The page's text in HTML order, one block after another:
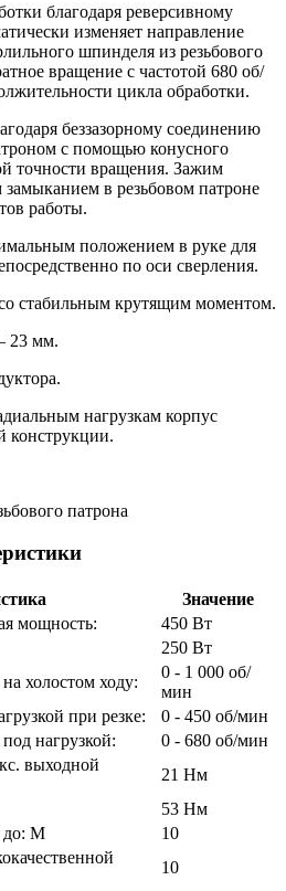
благодаря реверсивному
изменяет направление
шпинделя из резьбового
вращение с частотой 680 об/
цикла обработки.
беззазорному соединению
с помощью конусного
точности вращения. Зажим
в резьбовом патроне
работы.
положением в руке для
по оси сверления.
стабильным крутящим моментом.
23 мм.
нагрузкам корпус
конструкции.
патрона
Значение
мощность:
450 Вт
250 Вт
холостом ходу:
0 - 1 000 об/
мин
при резке:
0 - 450 об/мин
нагрузкой:
0 - 680 об/мин
выходной
21 Нм
53 Нм
до: M
10
10